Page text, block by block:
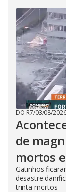
DO R7/03/08/2026
de
mortos
Gatinhos
desastre
trinta mortos